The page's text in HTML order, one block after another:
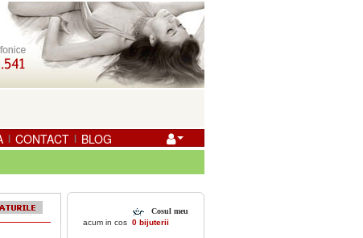
| CONTACT | BLOG
Cosul meu
acum in cos 0 bijuterii